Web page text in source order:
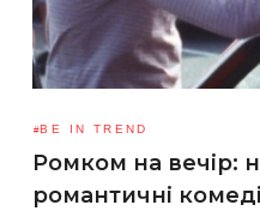
BE IN TREND
Ромком на вечір:
романтичні